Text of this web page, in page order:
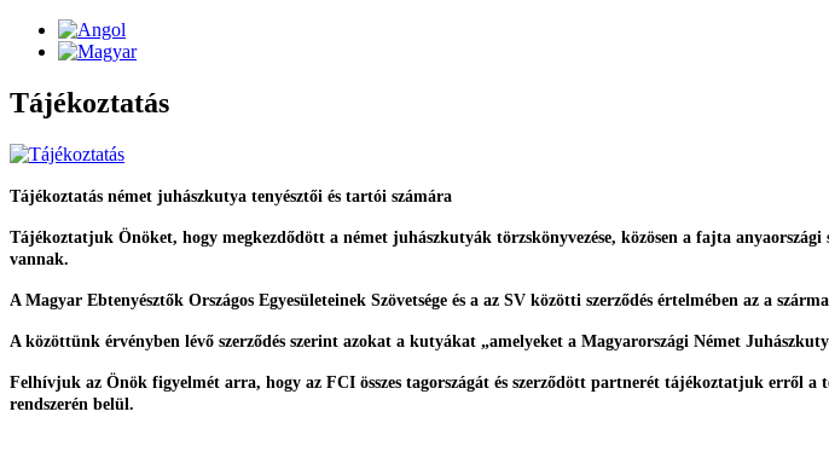
Tájékoztatás
Tájékoztatás német juhászkutya tenyésztői és tartói számára
Tájékoztatjuk Önöket, hogy megkezdődött a német juhászkutyák törzskönyvezése, közösen a fajta
vannak.
A Magyar Ebtenyésztők Országos Egyesületeinek Szövetsége és a az SV közötti szerződés értelmében az a
A közöttünk érvényben lévő szerződés szerint azokat a kutyákat „amelyeket a Magyarországi Német
Felhívjuk az Önök figyelmét arra, hogy az FCI összes tagországát és szerződött partnerét tájékoztatjuk erről
rendszerén belül.